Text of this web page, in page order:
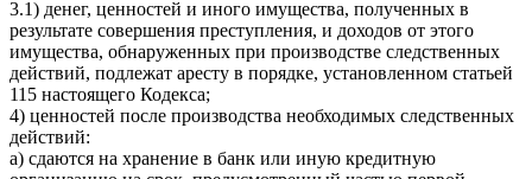
3.1) денег, ценностей и иного имущества, полученных в
результате совершения преступления, и доходов от этого
имущества, обнаруженных при производстве следственных
действий, подлежат аресту в порядке, установленном статьей
115 настоящего Кодекса;
4) ценностей после производства необходимых следственных
действий:
а) сдаются на хранение в банк или иную кредитную